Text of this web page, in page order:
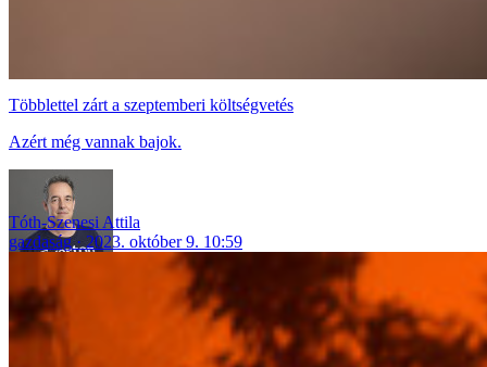
Többlettel zárt a szeptemberi költségvetés
Azért még vannak bajok.
Tóth-Szenesi Attila
gazdaság
2023. október 9. 10:59